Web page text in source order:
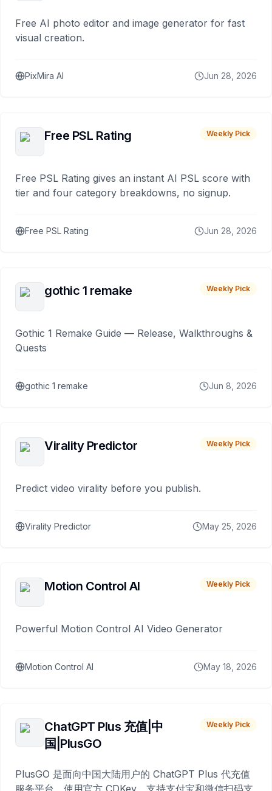
Free AI photo editor and image generator for fast
visual creation.
PixMira AI Jun 28, 2026
Free PSL Rating Weekly Pick
Free PSL Rating gives an instant AI PSL score with
tier and four category breakdowns, no signup.
Free PSL Rating Jun 28, 2026
gothic 1 remake Weekly Pick
Gothic 1 Remake Guide — Release, Walkthroughs &
Quests
gothic 1 remake Jun 8, 2026
Virality Predictor Weekly Pick
Predict video virality before you publish.
Virality Predictor May 25, 2026
Motion Control AI Weekly Pick
Powerful Motion Control AI Video Generator
Motion Control AI May 18, 2026
ChatGPT Plus 充值|中
国|PlusGO
Weekly Pick
PlusGO 是面向中国大陆用户的 ChatGPT Plus 代充值
服务平台。使用官方 CDKey，支持支付宝和微信扫码支